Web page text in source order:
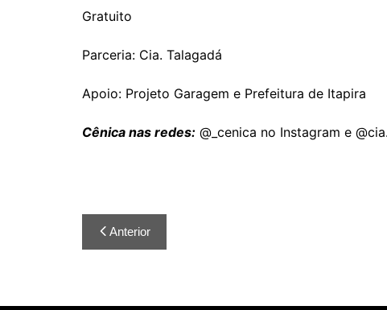
Gratuito
Parceria: Cia. Talagadá
Apoio: Projeto Garagem e Prefeitura de Itapira
Cênica nas redes: @_cenica no Instagram e
Anterior